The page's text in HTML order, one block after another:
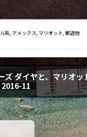
系 アメックス マリオット 郵送物
ズ ダイヤと、マリオッ
11